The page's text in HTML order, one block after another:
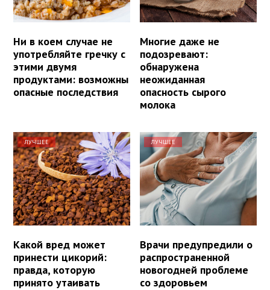
Ни в коем случае не
употребляйте гречку с
этими двумя
продуктами: возможны
опасные последствия
Многие даже не
подозревают:
обнаружена
неожиданная
опасность сырого
молока
ЛУЧШЕЕ
Какой вред может
принести цикорий:
правда, которую
принято утаивать
ЛУЧШЕЕ
Врачи предупредили о
распространенной
новогодней проблеме
со здоровьем